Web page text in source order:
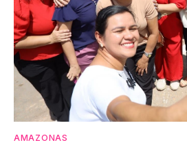
AMAZONAS